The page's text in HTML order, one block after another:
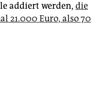
addiert werden, die
21.000 Euro, also 70